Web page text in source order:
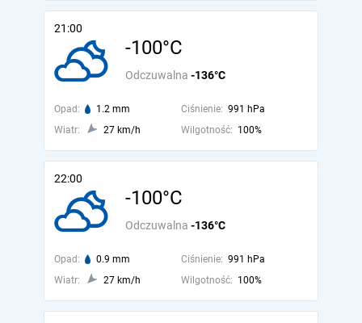
21:00
-100°C
Odczuwalna -136°C
Opad: 1.2 mm Ciśnienie: 991 hPa
Wiatr:
27 km/h Wilgotność: 100%
22:00
-100°C
Odczuwalna -136°C
Opad: 0.9 mm Ciśnienie: 991 hPa
Wiatr:
27 km/h Wilgotność: 100%